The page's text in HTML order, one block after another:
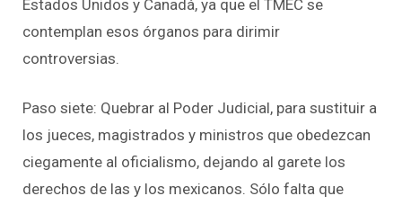
Estados Unidos y Canadá, ya que el TMEC se
contemplan esos órganos para dirimir
controversias.
Paso siete: Quebrar al Poder Judicial, para sustituir a
los jueces, magistrados y ministros que obedezcan
ciegamente al oficialismo, dejando al garete los
derechos de las y los mexicanos. Sólo falta que